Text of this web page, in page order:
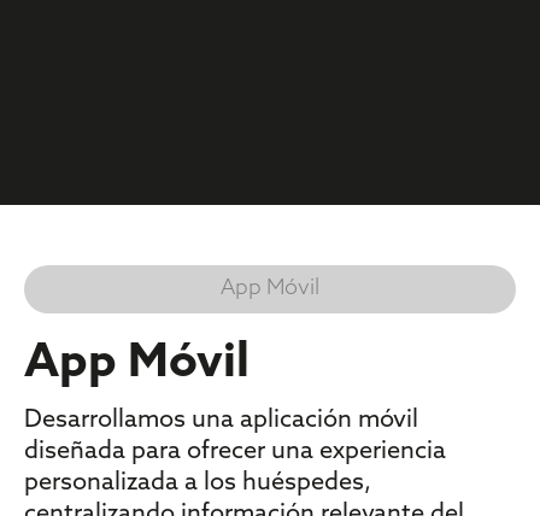
App Móvil
App Móvil
Desarrollamos una aplicación móvil
diseñada para ofrecer una experiencia
personalizada a los huéspedes,